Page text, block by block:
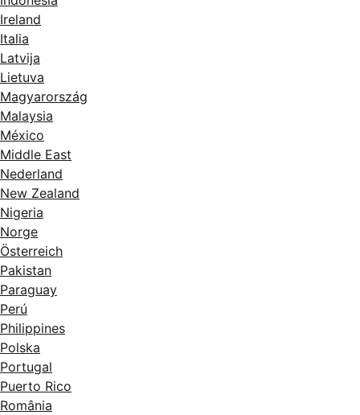
Ireland
Italia
Latvija
Lietuva
Magyarország
Malaysia
México
Middle East
Nederland
New Zealand
Nigeria
Norge
Österreich
Pakistan
Paraguay
Perú
Philippines
Polska
Portugal
Puerto Rico
România